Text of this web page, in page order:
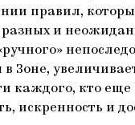
правил,
и
Зоне,
каждого, кто еще
искренность и